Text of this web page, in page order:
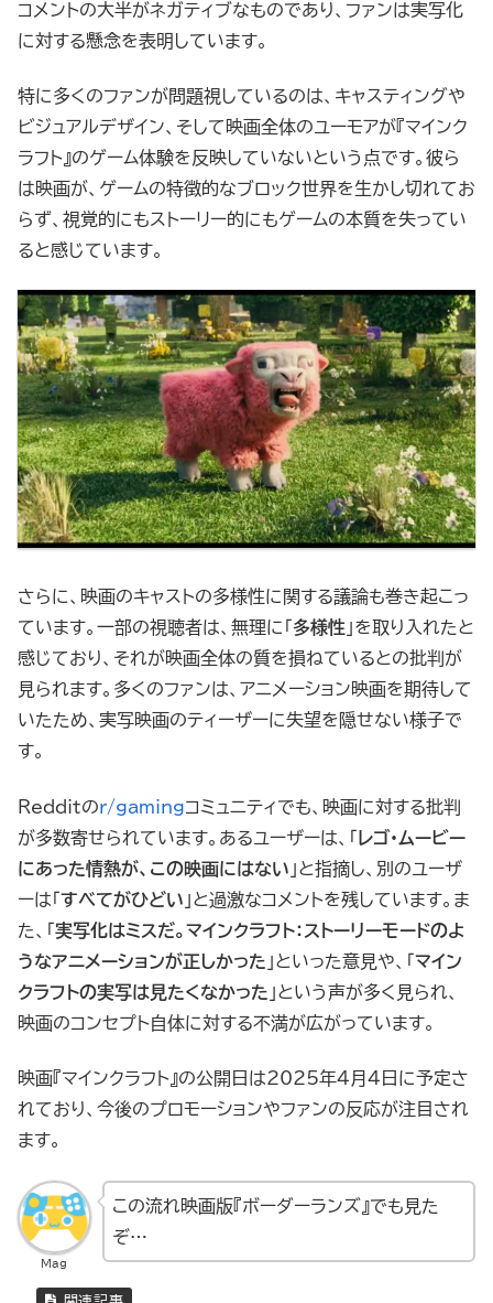
コメントの大半がネガティブなものであり、ファンは実写化
に対する懸念を表明しています。
特に多くのファンが問題視しているのは、キャスティングや
ビジュアルデザイン、そして映画全体のユーモアが『マインク
ラフト』のゲーム体験を反映していないという点です。彼ら
は映画が、ゲームの特徴的なブロック世界を生かし切れてお
らず、視覚的にもストーリー的にもゲームの本質を失ってい
ると感じています。
さらに、映画のキャストの多様性に関する議論も巻き起こっ
ています。一部の視聴者は、無理に「 多様性 」を取り入れたと
感じており、それが映画全体の質を損ねているとの批判が
見られます。多くのファンは、アニメーション映画を期待して
いたため、実写映画のティーザーに失望を隠せない様子で
す。
Redditのr/gamingコミュニティでも、映画に対する批判
が多数寄せられています。あるユーザーは、「
レゴ・ムービー
にあった情熱が、この映画にはない 」と指摘し、別のユーザ
ーは「 すべてがひどい 」と過激なコメントを残しています。ま
た、「 実写化はミスだ。マインクラフト：ストーリーモードのよ
うなアニメーションが正しかった 」といった意見や、「 マイン
クラフトの実写は見たくなかった 」という声が多く見られ、
映画のコンセプト自体に対する不満が広がっています。
映画『マインクラフト』の公開日は2025年4月4日に予定さ
れており、今後のプロモーションやファンの反応が注目され
ます。
Mag
この流れ映画版『ボーダーランズ』でも見た
ぞ…